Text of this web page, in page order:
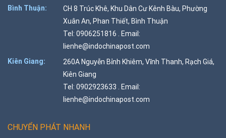
Bình Thuận:
CH 8 Trúc Khê, Khu Dân Cư Kênh Bàu, Phường
Xuân An, Phan Thiết, Bình Thuận
Tel: 0906251816 . Email:
lienhe@indochinapost.com
Kiên Giang:
260A Nguyễn Bỉnh Khiêm, Vĩnh Thanh, Rạch Giá,
Kiên Giang
Tel: 0902923633 . Email:
lienhe@indochinapost.com
CHUYỂN PHÁT NHANH